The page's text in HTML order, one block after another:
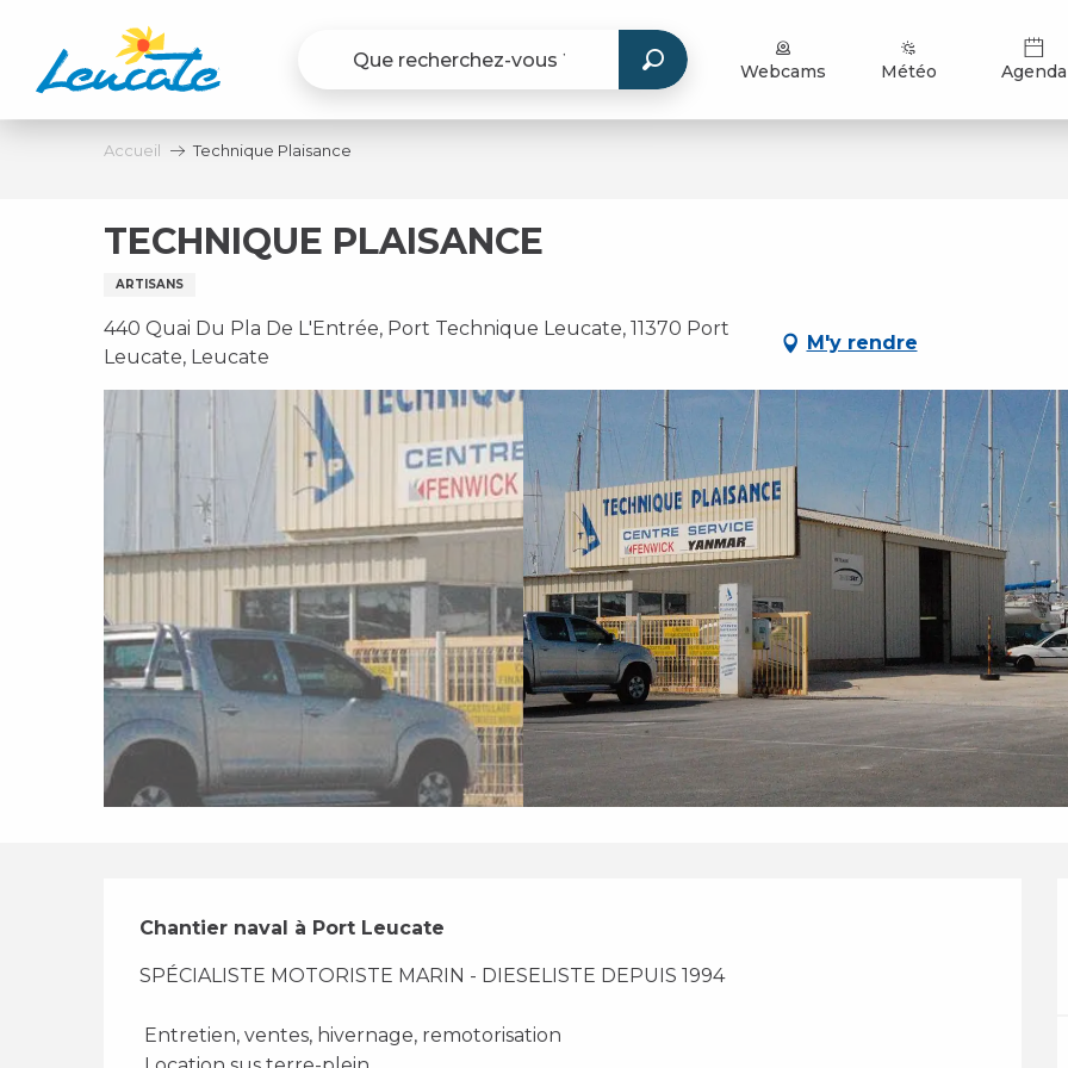
contenu
principal
Webcams Météo Agenda
Accueil Technique Plaisance
TECHNIQUE PLAISANCE
ARTISANS
440 Quai Du Pla De L'Entrée, Port Technique Leucate, 11370 Port
Leucate, Leucate
M'y rendre
Description
Chantier naval à Port Leucate
SPÉCIALISTE MOTORISTE MARIN - DIESELISTE DEPUIS 1994
Entretien, ventes, hivernage, remotorisation